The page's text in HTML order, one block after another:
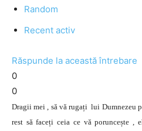
Random
Recent activ
Răspunde la această întrebare
0
0
Dragii mei , să vă rugați lui Dumnezeu
rest să faceți ceia ce vă poruncește ,